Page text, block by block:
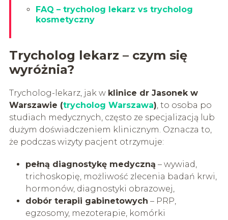
FAQ – trycholog lekarz vs trycholog
kosmetyczny
Trycholog lekarz – czym się
wyróżnia?
Trycholog-lekarz, jak w klinice dr Jasonek w
Warszawie (trycholog Warszawa), to osoba po
studiach medycznych, często ze specjalizacją lub
dużym doświadczeniem klinicznym. Oznacza to,
że podczas wizyty pacjent otrzymuje:
pełną diagnostykę medyczną – wywiad,
trichoskopię, możliwość zlecenia badań krwi,
hormonów, diagnostyki obrazowej,
dobór terapii gabinetowych – PRP,
egzosomy, mezoterapie, komórki